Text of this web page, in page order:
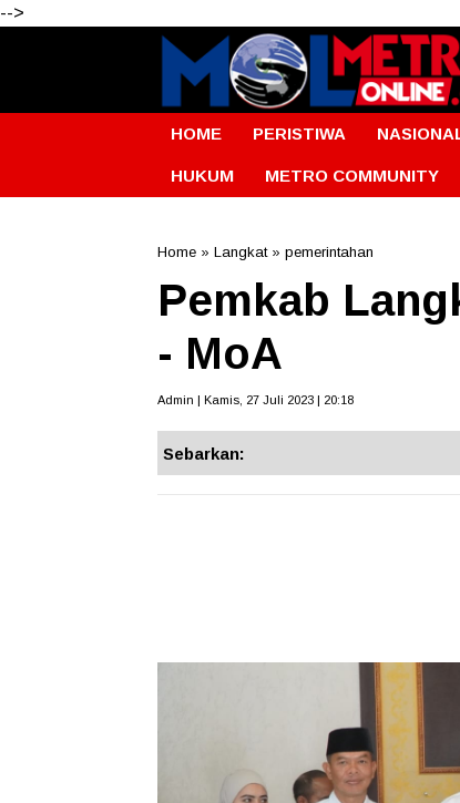
-->
HOME PERISTIWA
HUKUM METRO COMMUNITY
Home » Langkat» pemerintahan
Pemkab
- MoA
Admin | Kamis, 27 Juli 2023 | 20:18
Sebarkan: